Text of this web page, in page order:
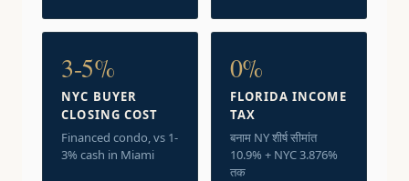
3-5%
NYC BUYER
CLOSING COST
Financed condo, vs 1-
3% cash in Miami
0%
FLORIDA INCOME
TAX
बनाम NY शीर्ष सीमांत
10.9% + NYC 3.876%
तक